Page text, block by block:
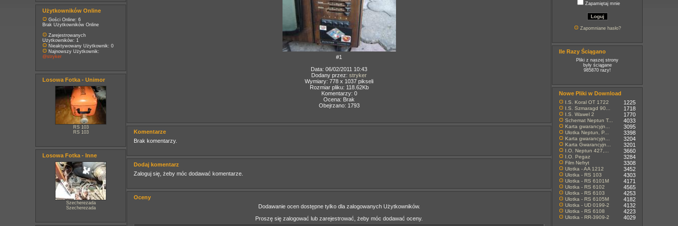
Użytkowników Online
Gości Online: 6
Brak Użytkowników Online
Zarejestrowanych
Użytkowników: 1
Nieaktywowany Użytkownik: 0
Najnowszy Użytkownik:
@stryker
Losowa Fotka - Unimor
RS 103
RS 103
Losowa Fotka - Inne
Szecherezada
Szecherezada
#1
Data: 06/02/2011 10:43
Dodany przez: stryker
Wymiary: 778 x 1037 pikseli
Rozmiar pliku: 118.62Kb
Komentarzy: 0
Ocena: Brak
Obejrzano: 1793
Komentarze
Brak komentarzy.
Dodaj komentarz
Zaloguj się, żeby móc dodawać komentarze.
Oceny
Dodawanie ocen dostępne tylko dla zalogowanych Użytkowników.
Proszę się zalogować lub zarejestrować, żeby móc dodawać oceny.
Zapamiętaj mnie
Zapomniane hasło?
Ile Razy Ściągano
Pliki z naszej strony
były ściągane
985870 razy!
Nowe Pliki w Download
I.S. Koral OT 1722 1225
I.S. Szmaragd 90... 1718
I.S. Wawel 2 1770
Schemat Neptun T... 4033
Karta gwarancyjn... 3095
Ulotka Neptun, P... 3398
Karta gwarancyjn... 3204
Karta Gwarancyjn... 3201
I.O. Neptun 427,... 3660
I.O. Pegaz 3284
Film Nefryt 3308
Ulotka - AA 1212 3452
Ulotka - RS 103 4303
Ulotka - RS 6101M 4171
Ulotka - RS 6102 4565
Ulotka - RS 6103 4253
Ulotka - RS 6105M 4182
Ulotka - UD 0199-2 4132
Ulotka - RS 6108 4223
Ulotka - RR-3909-2 4029